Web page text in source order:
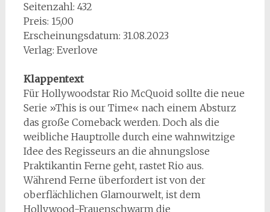
Seitenzahl: 432
Preis: 15,00
Erscheinungsdatum: 31.08.2023
Verlag: Everlove
Klappentext
Für Hollywoodstar Rio McQuoid sollte die neue
Serie »This is our Time« nach einem Absturz
das große Comeback werden. Doch als die
weibliche Hauptrolle durch eine wahnwitzige
Idee des Regisseurs an die ahnungslose
Praktikantin Ferne geht, rastet Rio aus.
Während Ferne überfordert ist von der
oberflächlichen Glamourwelt, ist dem
Hollywood-Frauenschwarm die